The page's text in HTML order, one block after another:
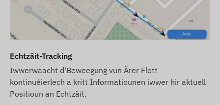
Argentinien, Armenien, Éisträich, Aserbaidschan,
Barbados, Wäissrussland, Belsch, Bosnien an
Herzegowina, Britesch Virgin Inselen, Bulgarien,
Kambodscha, Cayman Inselen, Chile, China,
Kolumbien, Kroatien, Zypern, Tschechien,
Dänemark, Dominica, Egypten, El Salvador,
Äquatorialguinea, Estland, Färöer Inselen,
Finnland, Frankräich, Däistikland, Gibraltar,
Echtzäit-Tracking
Iwwerwaacht d'Beweegung vun Ärer Flott
kontinuéierlech a kritt Informatiounen iwwer hir aktuell
Positioun an Echtzäit.